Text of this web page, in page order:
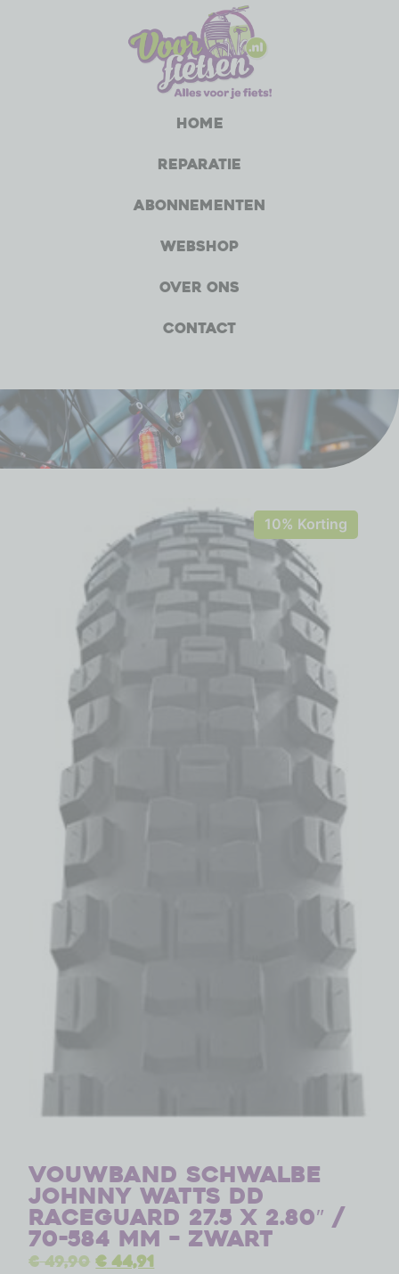
Home
Reparatie
Abonnementen
Webshop
Over ons
Contact
10% Korting
Vouwband Schwalbe
Johnny Watts DD
RaceGuard 27.5 x 2.80″ /
70-584 mm – zwart
€49,90 €44,91